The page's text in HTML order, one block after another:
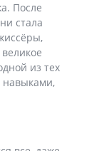
После
стала
из тех
навыками,